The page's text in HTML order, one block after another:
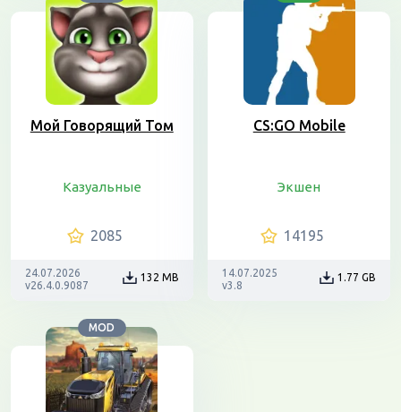
Мой Говорящий Том
Казуальные
2085
24.07.2026
v26.4.0.9087
132 MB
CS:GO Mobile
Экшен
14195
14.07.2025
v3.8
1.77 GB
MOD